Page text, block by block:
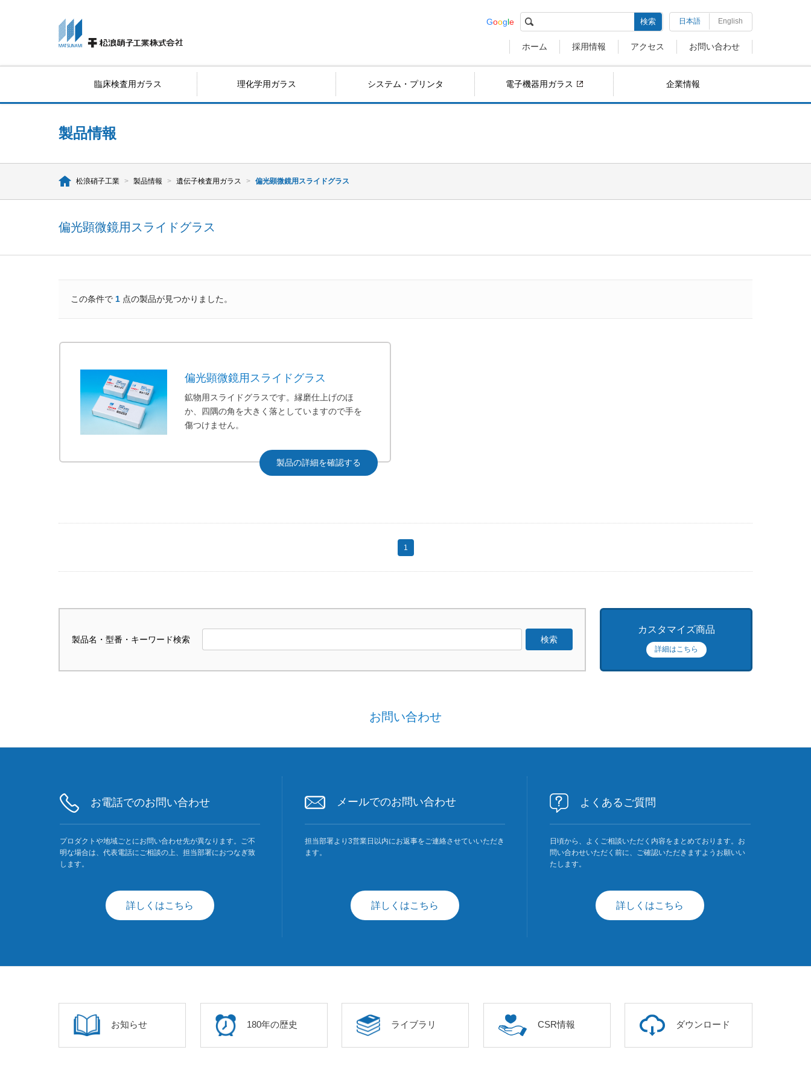
Google 検索 日本語 English
ホーム 採用情報 アクセス お問い合わせ
臨床検査用ガラス 理化学用ガラス システム・プリンタ 電子機器用ガラス 企業情報
製品情報
松浪硝子工業 > 製品情報 > 遺伝子検査用ガラス > 偏光顕微鏡用スライドグラス
偏光顕微鏡用スライドグラス
この条件で 1 点の製品が見つかりました。
偏光顕微鏡用スライドグラス
鉱物用スライドグラスです。縁磨仕上げのほ
か、四隅の角を大きく落としていますので手を
傷つけません。
製品の詳細を確認する
1
製品名・型番・キーワード検索
カスタマイズ商品
詳細はこちら
お問い合わせ
お電話でのお問い合わせ
プロダクトや地域ごとにお問い合わせ先が異なります。ご不
明な場合は、代表電話にご相談の上、担当部署におつなぎ致
します。
詳しくはこちら
メールでのお問い合わせ
担当部署より3営業日以内にお返事をご連絡させていいただき
ます。
詳しくはこちら
よくあるご質問
日頃から、よくご相談いただく内容をまとめております。お
問い合わせいただく前に、ご確認いただきますようお願いい
たします。
詳しくはこちら
お知らせ 180年の歴史 ライブラリ CSR情報 ダウンロード